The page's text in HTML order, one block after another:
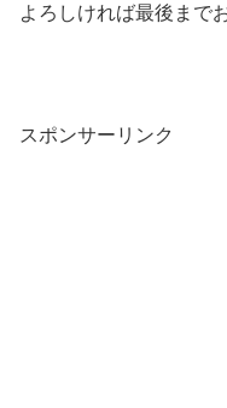
よろしければ最後まで
スポンサーリンク